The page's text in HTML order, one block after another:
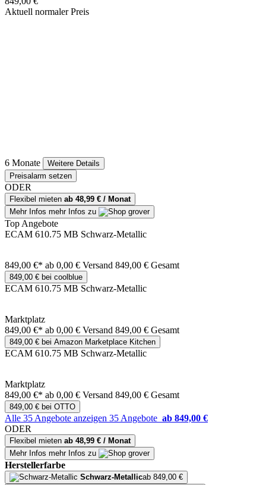
Aktuell normaler Preis
6 Monate
Weitere Details
Preisalarm setzen
ODER
Flexibel mieten ab 48,99 € / Monat
Mehr Infos mehr Infos zu
Top Angebote
ECAM 610.75 MB Schwarz-Metallic
849,00 €* ab 0,00 € Versand 849,00 € Gesamt
849,00 € bei coolblue
ECAM 610.75 MB Schwarz-Metallic
Marktplatz
849,00 €* ab 0,00 € Versand 849,00 € Gesamt
849,00 € bei Amazon Marketplace Kitchen
ECAM 610.75 MB Schwarz-Metallic
Marktplatz
849,00 €* ab 0,00 € Versand 849,00 € Gesamt
849,00 € bei OTTO
Alle 35 Angebote anzeigen 35 Angebote ab 849,00 €
ODER
Flexibel mieten ab 48,99 € / Monat
Mehr Infos mehr Infos zu
Herstellerfarbe
Schwarz-Metallicab 849,00 €